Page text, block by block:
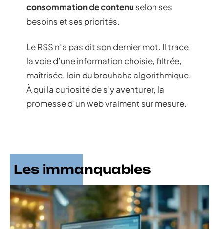
consommation de contenu selon ses
besoins et ses priorités.
Le RSS n’a pas dit son dernier mot. Il trace
la voie d’une information choisie, filtrée,
maîtrisée, loin du brouhaha algorithmique.
À qui la curiosité de s’y aventurer, la
promesse d’un web vraiment sur mesure.
Les immanquables